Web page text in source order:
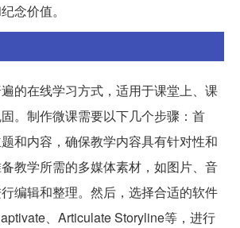
念价值。
的在线学习方式，适用于课堂上、课
。制作微课需要以下几个步骤：首
和内容，确保教学内容具有针对性和
教学所需的多媒体素材，如图片、音
编辑和整理。然后，选择合适的软件
、Articulate Storyline等，进行